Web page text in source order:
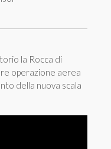
la Rocca di
operazione aerea
della nuova scala